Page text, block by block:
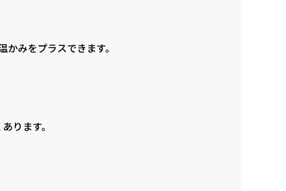
みをプラスできます。
ります。